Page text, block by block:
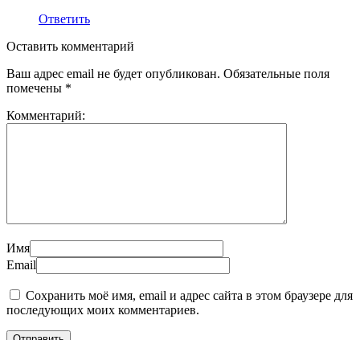
Ответить
Оставить комментарий
Ваш адрес email не будет опубликован. Обязательные поля
помечены *
Комментарий:
Имя
Email
Сохранить моё имя, email и адрес сайта в этом браузере для
последующих моих комментариев.